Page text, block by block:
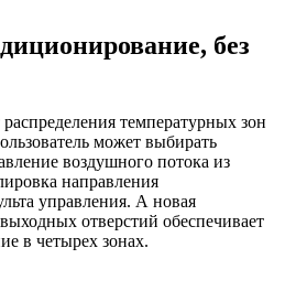
без
температурных зон
может выбирать
воздушного потока из
направления
управления. А новая
отверстий обеспечивает
в четырех зонах.